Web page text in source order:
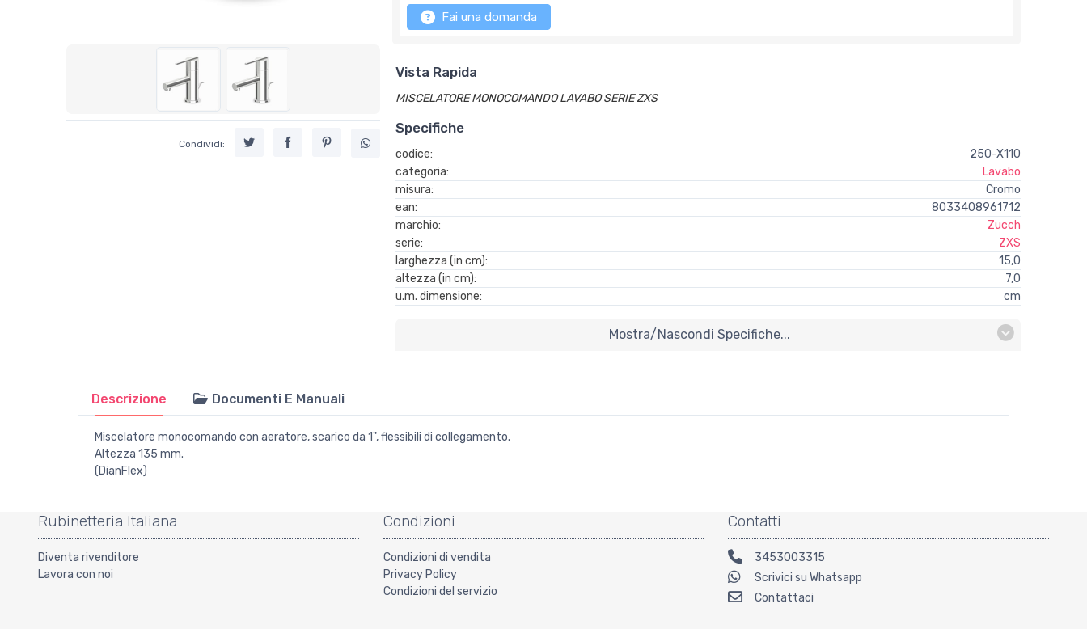
Condividi:
Fai una domanda
Vista Rapida
MISCELATORE MONOCOMANDO LAVABO SERIE ZXS
Specifiche
codice:
250-X110
categoria:
Lavabo
misura:
Cromo
ean:
8033408961712
marchio:
Zucch
serie:
ZXS
larghezza (in cm):
15,0
altezza (in cm):
7,0
u.m. dimensione:
cm
Mostra/nascondi Specifiche...
Descrizione Documenti E Manuali
Miscelatore monocomando con aeratore, scarico da 1", flessibili di collegamento.
Altezza 135 mm.
(DianFlex)
Rubinetteria Italiana
Diventa rivenditore
Lavora con noi
Condizioni
Condizioni di vendita
Privacy Policy
Condizioni del servizio
Contatti
3453003315
Scrivici su Whatsapp
Contattaci